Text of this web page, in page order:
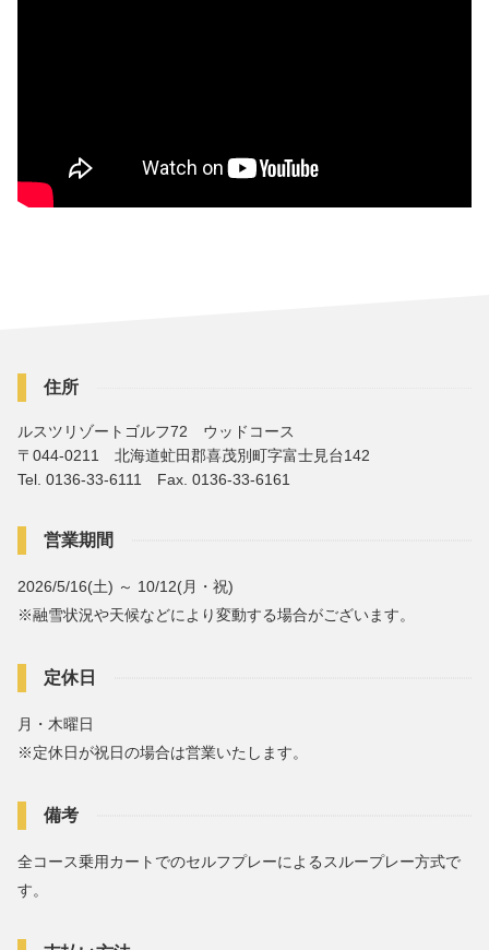
住所
ルスツリゾートゴルフ72 ウッドコース
〒044-0211 北海道虻田郡喜茂別町字富士見台142
Tel. 0136-33-6111 Fax. 0136-33-6161
営業期間
2026/5/16(土) ～ 10/12(月・祝)
※融雪状況や天候などにより変動する場合がございます。
定休日
月・木曜日
※定休日が祝日の場合は営業いたします。
備考
全コース乗用カートでのセルフプレーによるスループレー方式で
す。